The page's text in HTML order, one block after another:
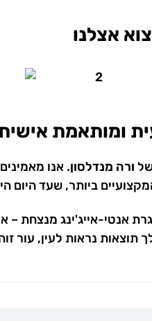
אצלנו
ורה מנדלסון. אנו
ביותר, שעד היום
אנטי-אייג'ינג מנצחת –
נראות לעין, עור